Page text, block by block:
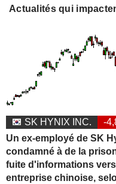
Actualités qui
SK HYNIX INC.
-
Un ex-employé de SK
condamné à de la
fuite d'informations
entreprise chinoise,